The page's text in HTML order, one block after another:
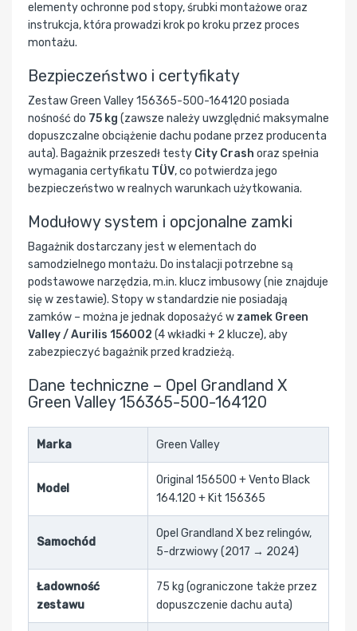
elementy ochronne pod stopy, śrubki montażowe oraz
instrukcja, która prowadzi krok po kroku przez proces
montażu.
Bezpieczeństwo i certyfikaty
Zestaw Green Valley 156365-500-164120 posiada
nośność do 75 kg (zawsze należy uwzględnić maksymalne
dopuszczalne obciążenie dachu podane przez producenta
auta). Bagażnik przeszedł testy City Crash oraz spełnia
wymagania certyfikatu TÜV, co potwierdza jego
bezpieczeństwo w realnych warunkach użytkowania.
Modułowy system i opcjonalne zamki
Bagażnik dostarczany jest w elementach do
samodzielnego montażu. Do instalacji potrzebne są
podstawowe narzędzia, m.in. klucz imbusowy (nie znajduje
się w zestawie). Stopy w standardzie nie posiadają
zamków – można je jednak doposażyć w zamek Green
Valley / Aurilis 156002 (4 wkładki + 2 klucze), aby
zabezpieczyć bagażnik przed kradzieżą.
Dane techniczne – Opel Grandland X
Green Valley 156365-500-164120
Marka Green Valley
Model
Original 156500 + Vento Black
164.120 + Kit 156365
Samochód
Opel Grandland X bez relingów,
5-drzwiowy (2017 → 2024)
Ładowność
zestawu
75 kg (ograniczone także przez
dopuszczenie dachu auta)